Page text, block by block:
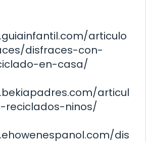
articulo
disfraces-con-
en-casa/
articul
reciclados-ninos/
dis